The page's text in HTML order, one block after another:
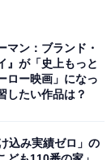
とが懸念さ
マン：ブランド・
』が「史上もっと
ロー映画」になっ
したい作品は？
込み実績ゼロ」の